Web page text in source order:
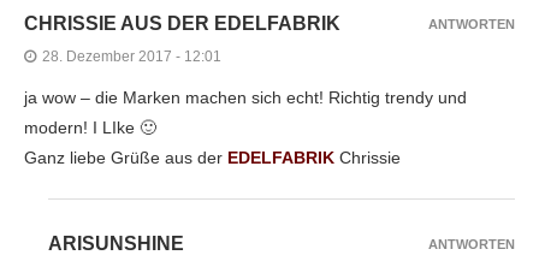
CHRISSIE AUS DER EDELFABRIK
28. Dezember 2017 - 12:01
ja wow – die Marken machen sich echt! Richtig trendy und
modern! I LIke 🙂
Ganz liebe Grüße aus der EDELFABRIK Chrissie
ANTWORTEN
ARISUNSHINE ANTWORTEN